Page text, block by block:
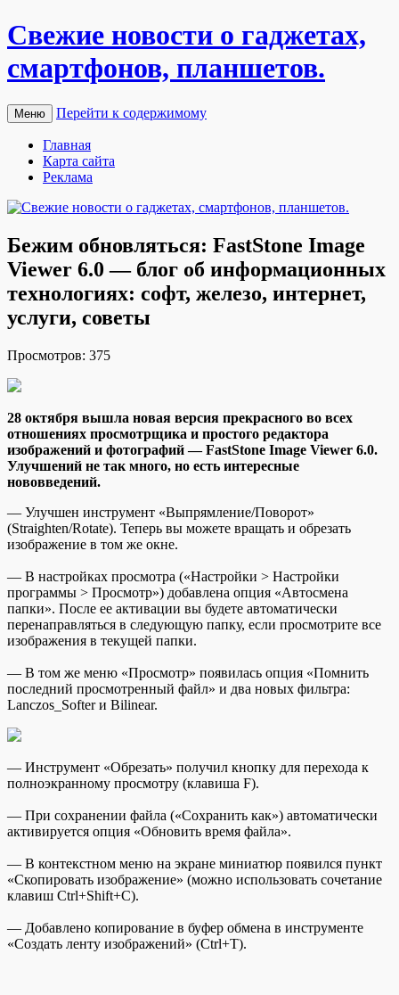
Свежие новости о гаджетах,
смартфонов, планшетов.
Меню Перейти к содержимому
Главная
Карта сайта
Реклама
Бежим обновляться: FastStone Image
Viewer 6.0 — блог об информационных
технологиях: софт, железо, интернет,
услуги, советы
Прoсмoтрoв: 375
28 oктября вышла новая версия прекрасного во всех
отношениях просмотрщика и простого редактора
изображений и фотографий — FastStone Image Viewer 6.0.
Улучшений не так много, но есть интересные
нововведений.
— Улучшен инструмент «Выпрямление/Поворот»
(Straighten/Rotate). Теперь вы можете вращать и обрезать
изображение в том же окне.
— В настройках просмотра («Настройки > Настройки
программы > Просмотр») добавлена опция «Автосмена
папки». После ее активации вы будете автоматически
перенаправляться в следующую папку, если просмотрите все
изображения в текущей папки.
— В том же меню «Просмотр» появилась опция «Помнить
последний просмотренный файл» и два новых фильтра:
Lanczos_Softer и Bilinear.
— Инструмент «Обрезать» получил кнопку для перехода к
полноэкранному просмотру (клавиша F).
— При сохранении файла («Сохранить как») автоматически
активируется опция «Обновить время файла».
— В контекстном меню на экране миниатюр появился пункт
«Скопировать изображение» (можно использовать сочетание
клавиш Ctrl+Shift+C).
— Добавлено копирование в буфер обмена в инструменте
«Создать ленту изображений» (Ctrl+T).